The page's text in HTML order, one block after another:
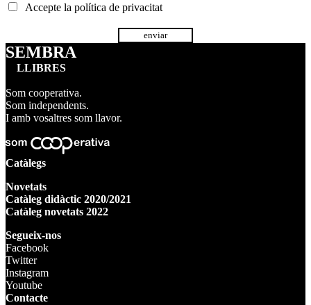
Accepte la política de privacitat
SEMBRA
LLIBRES
Som cooperativa.
Som independents.
I amb vosaltres som llavor.
Catàlegs
Novetats
Catàleg didàctic 2020/2021
Catàleg novetats 2022
Segueix-nos
Facebook
Twitter
Instagram
Youtube
Contacte